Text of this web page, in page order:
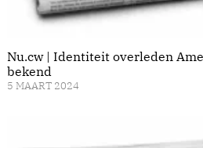
Nu.cw | Identiteit overleden
bekend
5 MAART 2024